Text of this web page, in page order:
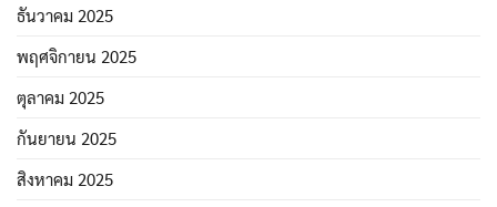
ธันวาคม 2025
พฤศจิกายน 2025
ตุลาคม 2025
กันยายน 2025
สิงหาคม 2025